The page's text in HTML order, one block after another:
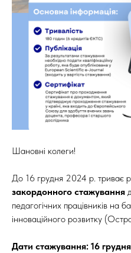
Шановні колеги!
До 16 грудня 2024 р. триває
закордонного стажування
педагогічних працівників на
інноваційного розвитку
Дати стажування: 16